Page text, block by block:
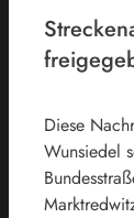
Diese
Wunsiedel